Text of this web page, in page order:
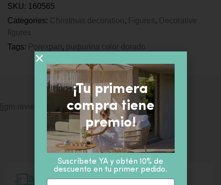
SKU: 160565
Categories: Christmas decoration , Figures, Decorative
figures
Tags: Porexpan , purpurina color dorado
[jgm-review-widget]
Shipment information
¡Tu primera
compra tiene
premio!
Suscríbete YA y obtén 10% de
descuento en tu primer pedido.